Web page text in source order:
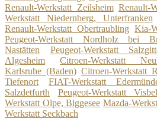
Renault-Werkstatt Zeilsheim Renault-
Werkstatt Niedernberg, Unterfranken
Renault-Werkstatt Obertraubling Kia-
Peugeot-Werkstatt Nordholz bei
Nastätten
Peugeot-Werkstatt
Algesheim
Citroen-Werkstatt
Karlsruhe (Baden) Citroen-Werkstatt
Tiefenort
FIAT-Werkstatt
Salzdetfurth
Peugeot-Werkstatt
Werkstatt Olpe, Biggesee Mazda-
Werkstatt Seckbach